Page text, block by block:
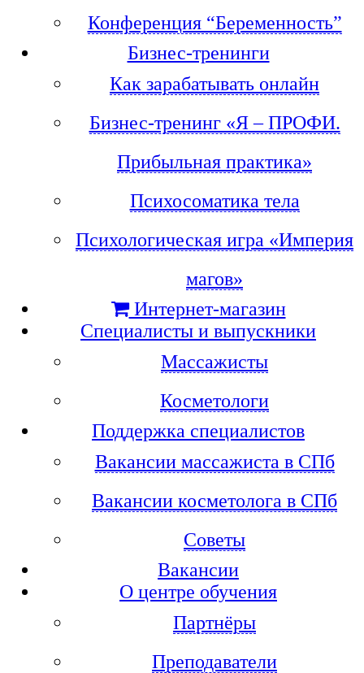
Конференция “Беременность”
Бизнес-тренинги
Как зарабатывать онлайн
Бизнес-тренинг «Я – ПРОФИ.
Прибыльная практика»
Психосоматика тела
Психологическая игра «Империя
магов»
Интернет-магазин
Специалисты и выпускники
Массажисты
Косметологи
Поддержка специалистов
Вакансии массажиста в СПб
Вакансии косметолога в СПб
Советы
Вакансии
О центре обучения
Партнёры
Преподаватели